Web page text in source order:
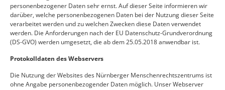
personenbezogener Daten sehr ernst. Auf dieser Seite informieren wir
darüber, welche personenbezogenen Daten bei der Nutzung dieser Seite
verarbeitet werden und zu welchen Zwecken diese Daten verwendet
werden. Die Anforderungen nach der EU Datenschutz-Grundverordnung
(DS-GVO) werden umgesetzt, die ab dem 25.05.2018 anwendbar ist.
Protokolldaten des Webservers
Die Nutzung der Websites des Nürnberger Menschenrechtszentrums ist
ohne Angabe personenbezogender Daten möglich. Unser Webserver